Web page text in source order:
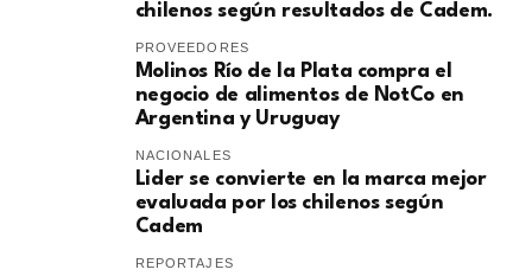
chilenos según resultados de Cadem.
PROVEEDORES
Molinos Río de la Plata compra el
negocio de alimentos de NotCo en
Argentina y Uruguay
NACIONALES
Lider se convierte en la marca mejor
evaluada por los chilenos según
Cadem
REPORTAJES